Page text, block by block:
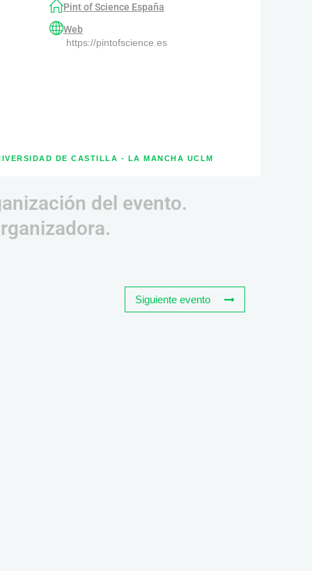
Pint of Science España
Web
https://pintofscience.es
DE CASTILLA - LA MANCHA UCLM
del evento.
Siguiente evento